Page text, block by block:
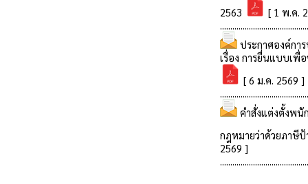
2563
[ 1 พ.ค.
ประกาศองค์กา
เรื่อง การยื่นแบบเพื่
[ 6 ม.ค. 2569 ]
คำสั่งแต่งตั้งพนั
กฎหมายว่าด้วยภาษี
2569 ]